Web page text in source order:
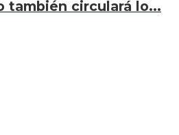
también circulará lo...